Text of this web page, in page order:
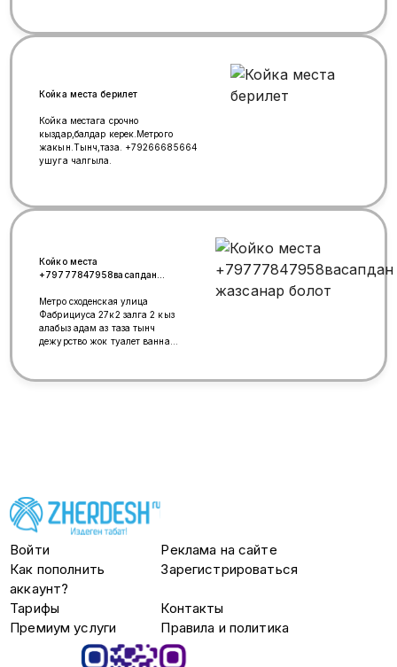
Койка места берилет
Койка местага срочно
кыздар,балдар керек.Метрого
жакын.Тынч,таза. +79266685664
ушуга чалгыла.
Койко места
+79777847958васапдан
Метро сходенская улица
Фабрициуса 27к2 залга 2 кыз
алабыз адам аз таза тынч
дежурство жок туалет ванна
минут ушул номерге
Войти
Реклама на сайте
Как пополнить
аккаунт?
Зарегистрироваться
Тарифы
Контакты
Премиум услуги
Правила и политика